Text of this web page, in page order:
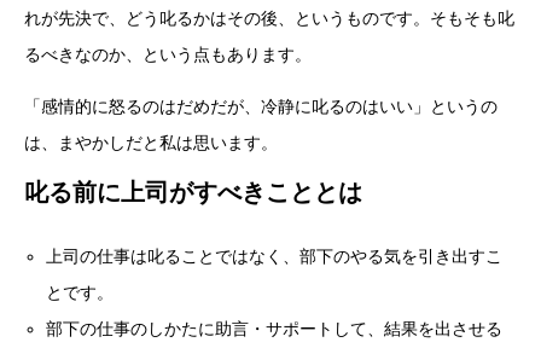
れが先決で、どう叱るかはその後、というものです。そもそも叱
るべきなのか、という点もあります。
「感情的に怒るのはだめだが、冷静に叱るのはいい」というの
は、まやかしだと私は思います。
叱る前に上司がすべきこととは
上司の仕事は叱ることではなく、部下のやる気を引き出すこ
とです。
部下の仕事のしかたに助言・サポートして、結果を出させる